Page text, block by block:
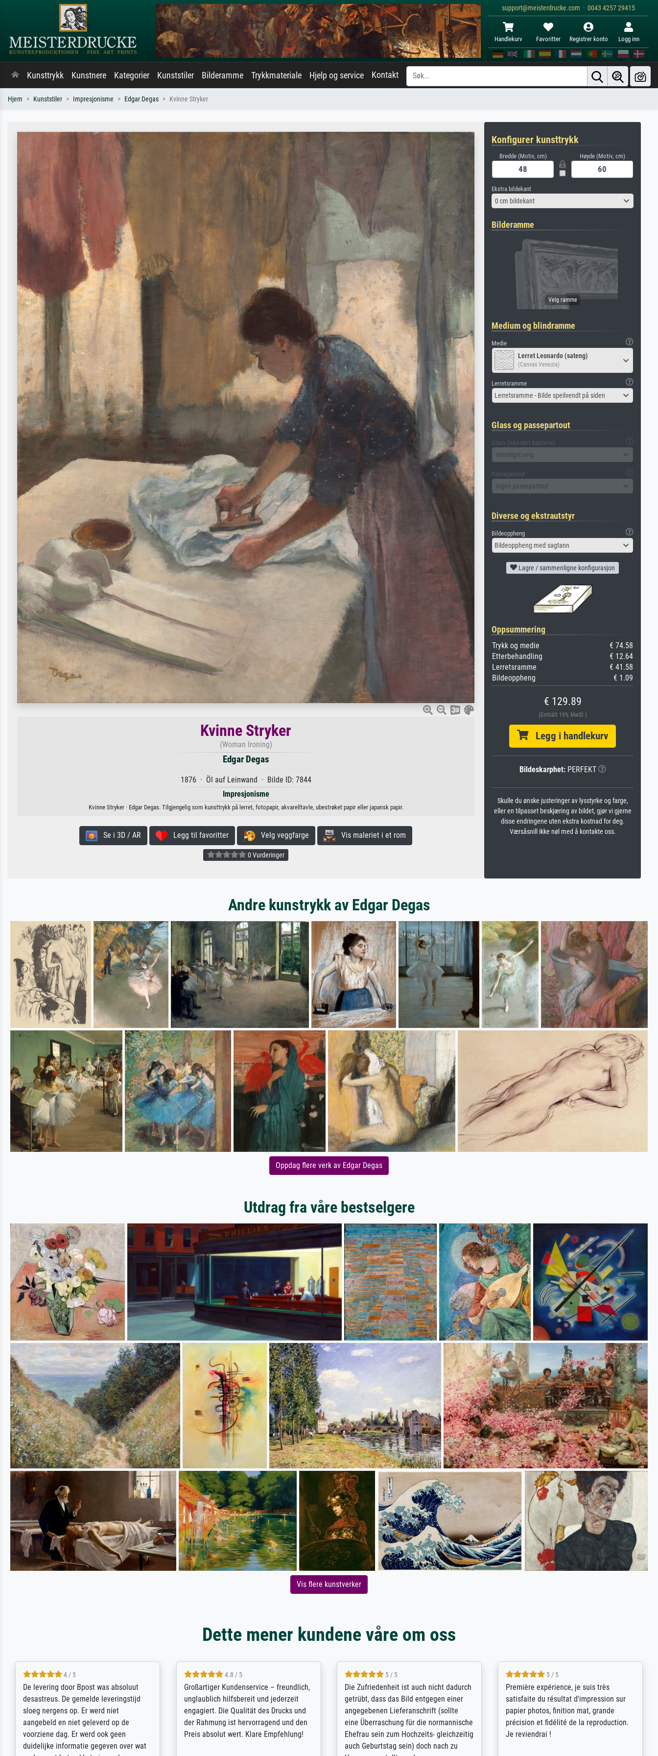
support@meisterdrucke.com · 0043 4257 29415
Handlekurv Favoritter Registrer konto Logg inn
Kunsttrykk Kunstnere Kategorier Kunststiler Bilderamme Trykkmateriale Hjelp og service Kontakt
Hjem Kunststiler Impresjonisme Edgar Degas Kvinne Stryker
Kvinne Stryker
(Woman Ironing)
Edgar Degas
1876 · Öl auf Leinwand · Bilde ID: 7844
Impresjonisme
Kvinne Stryker · Edgar Degas. Tilgjengelig som kunsttrykk på lerret, fotopapir, akvarelltavle, ubestrøket papir eller japansk papir.
Se i 3D / AR Legg til favoritter Velg veggfarge Vis maleriet i et rom
0 Vurderinger
Konfigurer kunsttrykk
Bredde (Motiv, cm) Høyde (Motiv, cm)
Ekstra bildekant
0 cm bildekant
Bilderamme
Medium og blindramme
Medie
Lerret Leonardo (sateng)
(Canvas Venezia)
Lerretsramme
Lerretsramme - Bilde speilvendt på siden
Glass og passepartout
Glass (inkludert baktavle)
Vennligst velg
Passepartout
Ingen passepartout
Diverse og ekstrautstyr
Bildeoppheng
Bildeoppheng med sagtann
Lagre / sammenligne konfigurasjon
Oppsummering
Trykk og medie
€ 74.58
Etterbehandling
€ 12.64
Lerretsramme
€ 41.58
Bildeoppheng
€ 1.09
€ 129.89
(Enthält 19% MwSt.)
Legg i handlekurv
Bildeskarphet:PERFEKT
Skulle du ønske justeringer av lysstyrke og farge,
eller en tilpasset beskjæring av bildet, gjør vi gjerne
disse endringene uten ekstra kostnad for deg.
Værsåsnill ikke nøl med å kontakte oss.
Andre kunstrykk av Edgar Degas
Oppdag flere verk av Edgar Degas
Utdrag fra våre bestselgere
Vis flere kunstverker
Dette mener kundene våre om oss
5 / 5
Sehr gute Qualität des Leinwanddrucks
und des Rahmens! Unser Bild wurde
sehr sorgfältig und sicher verpackt, so
dass es unbeschadet bei uns ankam. Es
wird nicht unser letzter Meisterdruck
sein. Vielen Dank!
5 / 5
Für ein Erinnerungsbuch mit der
Feldpost meines Großvaters aus dem 1.
Weltkrieg benötigte ich ein
ausdrucksvolles Bild. Das habe ich bei
Ihnen gefunden. Bei der Auswahl der
4.8 / 5
Hervorragende Qualität. Man kann sich
vieles anpassen lassen, wie z.B.:
Randentfernung, Farbe, Helligkeit,
Kontrast und Weiteres. Sehr freundliche
Kontaktperson per Mail. Das Bild (ein
Kunstdruck) wurde sehr gut verpackt -
4.8 / 5
Qualité absolument irréprochable.
Extraordinaire diversité des thèmes
abordés et personnalisation des
demandes (recadrage, réajustement des
couleurs). Relation clientèle parfaite.